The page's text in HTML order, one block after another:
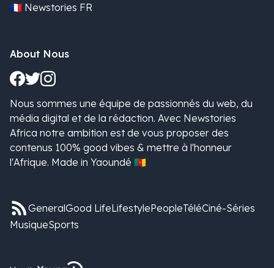
🇫🇷 Newstories FR
About Nous
Nous sommes une équipe de passionnés du web, du
média digital et de la rédaction. Avec Newstories
Africa notre ambition est de vous proposer des
contenus 100% good vibes & mettre à l'honneur
l'Afrique. Made in Yaoundé 🇨🇲
GeneralGood LifeLifestylePeopleTéléCiné-Séries
MusiqueSports